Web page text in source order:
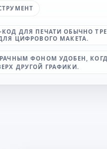
КОД ДЛЯ ПЕЧАТИ ОБЫЧНО
ЦИФРОВОГО МАКЕТА.
ФОНОМ УДОБЕН,
ДРУГОЙ ГРАФИКИ.